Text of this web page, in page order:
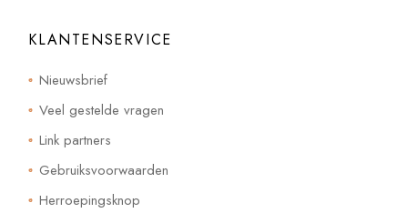
KLANTENSERVICE
Nieuwsbrief
Veel gestelde vragen
Link partners
Gebruiksvoorwaarden
Herroepingsknop